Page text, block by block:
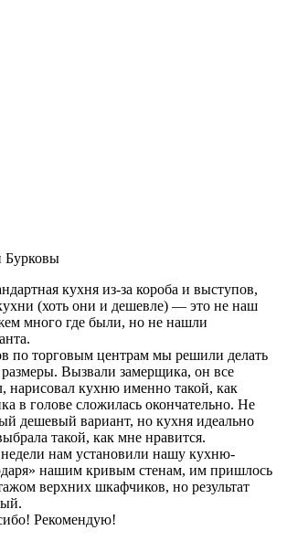
Бурковы
кухня из-за короба и выступов,
(хоть они и дешевле) — это не наш
много где были, но не нашли
по торговым центрам мы решили делать
Вызвали замерщика, он все
нарисовал кухню именно такой, как
в голове сложилась окончательно. Не
дешевый вариант, но кухня идеально
такой, как мне нравится.
нам установили нашу кухню-
нашим кривым стенам, им пришлось
верхних шкафчиков, но результат
Рекомендую!